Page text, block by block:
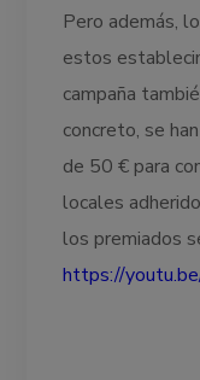
Pero además,
estos
campaña
concreto, se
de 50 € para
locales
los premiados
https://